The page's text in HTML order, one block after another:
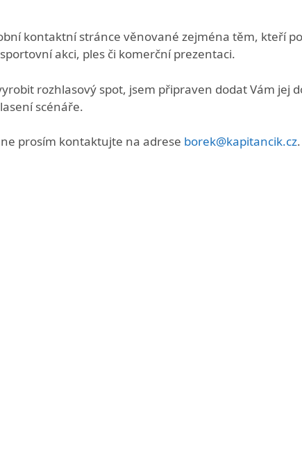
kontaktní stránce věnované zejména těm, kteří
akci, ples či komerční prezentaci.
rozhlasový spot, jsem připraven dodat Vám jej
scénáře.
prosím kontaktujte na adrese borek@kapitancik.cz.